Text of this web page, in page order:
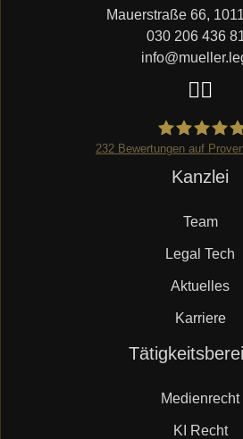
Mauerstraße 66,
030 206 436
Mueller.legal
232 Bewertungen auf
Kanzlei
Team
Legal Tech
Aktuelles
Karriere
Medienrecht
KI Recht